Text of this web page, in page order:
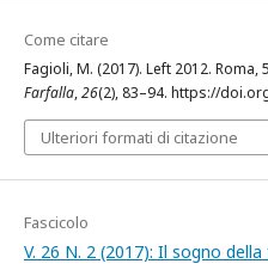
Come citare
Fagioli, M. (2017). Left 2012.
Farfalla,26(2), 83–94. https://
Ulteriori formati di citazione
Fascicolo
V. 26 N. 2 (2017): Il sogno